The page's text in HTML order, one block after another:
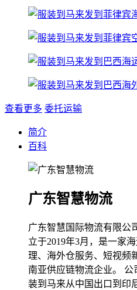
查看更多 委托运输
简介
百科
广东智慧物流
广东智慧国际物流有限公
立于2019年3月，是一家
理、海外仓服务、短视频
南亚供应链物流企业。
装到马来从中国出口到印